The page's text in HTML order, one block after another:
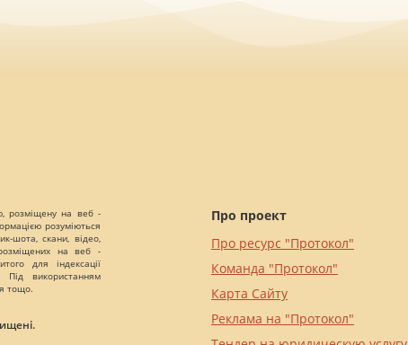
розміщену на веб -
розуміються
шота, скани, відео,
розміщених на веб -
для індексації
використанням
тощо.
Про проект
Про ресурс "Протокол"
Команда "Протокол"
Карта Сайту
Реклама на "Протокол"